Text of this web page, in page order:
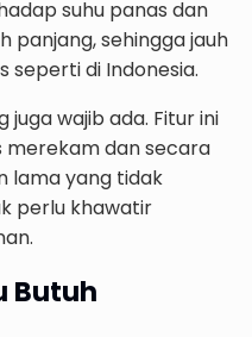
suhu panas dan
panjang, sehingga jauh
seperti di Indonesia.
wajib ada. Fitur ini
dan secara
lama yang tidak
perlu khawatir
Butuh